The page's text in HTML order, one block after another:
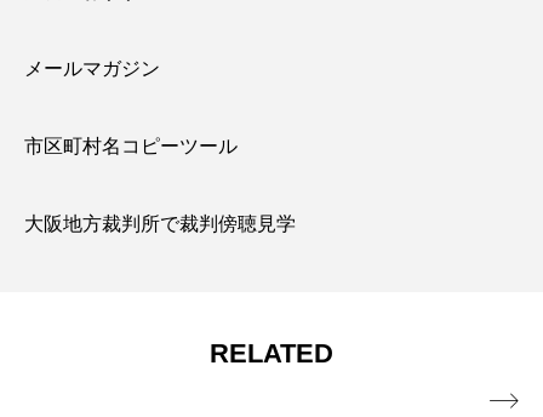
メールマガジン
市区町村名コピーツール
大阪地方裁判所で裁判傍聴見学
RELATED
